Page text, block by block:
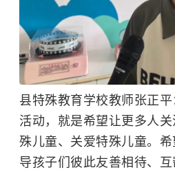
县特殊教育学校教师张正
活动，就是希望让更多人
殊儿童、关爱特殊儿童。希
导孩子们彼此友善相待、